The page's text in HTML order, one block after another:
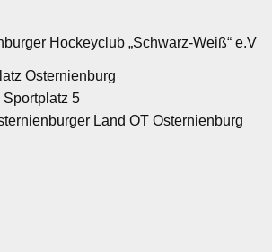
Hockeyclub „Schwarz-Weiß“ e.V
Osternienburg
Sportplatz 5
Land OT Osternienburg